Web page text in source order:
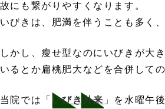
故にも繋がりやすくなります。
いびきは、肥満を伴うことも多く
しかし、瘦せ型なのにいびきが大
いるとか扁桃肥大などを合併して
当院では「 いびき外来 」を水曜午